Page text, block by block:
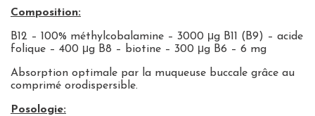
Composition:
B12 – 100% méthylcobalamine – 3000 μg B11 (B9) – acide
folique – 400 μg B8 – biotine – 300 μg B6 – 6 mg
Absorption optimale par la muqueuse buccale grâce au
comprimé orodispersible.
Posologie: